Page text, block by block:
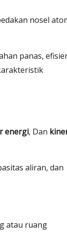
nosel
panas,
energi, Dan
aliran, dan
atau ruang